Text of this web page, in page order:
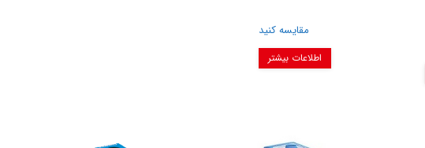
مقایسه کنید
اطلاعات بیشتر